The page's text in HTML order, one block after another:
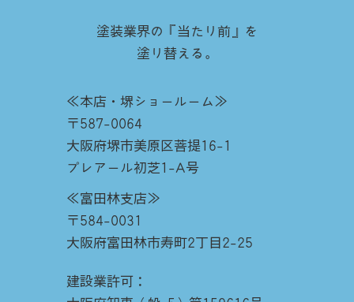
塗装業界の『当たり前』を
塗り替える。
≪本店・堺ショールーム≫
〒587-0064
大阪府堺市美原区菩提16-1
プレアール初芝1-A号
≪富田林支店≫
〒584-0031
大阪府富田林市寿町2丁目2-25
建設業許可：